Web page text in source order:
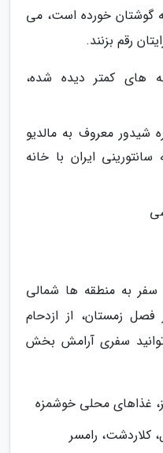
گوشتان خورده است، می
رقم بزنند.
های کمتر دیده شده،
شیدور معروف به مالدیو
ایران با خانه
به منطقه ها شمالی
زمستان، از ازدحام
سفری آرامش بخش
غذاهای محلی خوشمزه
کلاردشت، رامسر